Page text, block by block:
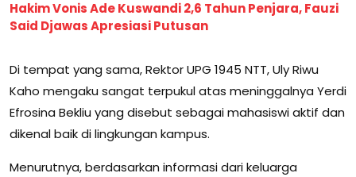
Hakim Vonis Ade Kuswandi 2,6 Tahun Penjara, Fauzi
Said Djawas Apresiasi Putusan
Di tempat yang sama, Rektor UPG 1945 NTT, Uly Riwu
Kaho mengaku sangat terpukul atas meninggalnya Yerdi
Efrosina Bekliu yang disebut sebagai mahasiswi aktif dan
dikenal baik di lingkungan kampus.
Menurutnya, berdasarkan informasi dari keluarga